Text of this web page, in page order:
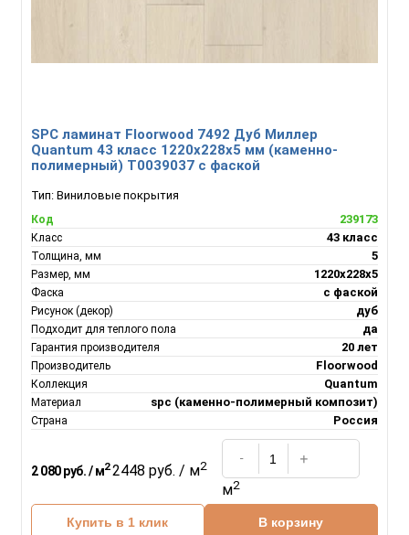
SPC ламинат Floorwood 7492 Дуб Миллер
Quantum 43 класс 1220х228х5 мм (каменно-
полимерный) Т0039037 с фаской
Тип: Виниловые покрытия
Код 239173
Класс 43 класс
Толщина, мм 5
Размер, мм 1220х228х5
Фаска с фаской
Рисунок (декор) дуб
Подходит для теплого пола да
Гарантия производителя 20 лет
Производитель Floorwood
Коллекция Quantum
Материал spc (каменно-полимерный композит)
Страна Россия
2 080 руб. / м22448 руб. / м2
м2
Купить в 1 клик В корзину